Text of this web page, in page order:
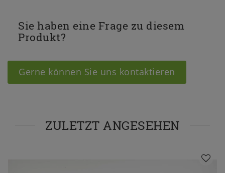
Sie haben eine Frage zu diesem
Produkt?
Gerne können Sie uns kontaktieren
ZULETZT ANGESEHEN